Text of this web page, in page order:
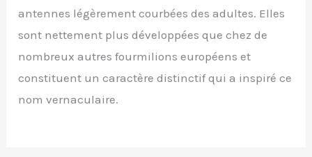
antennes légèrement courbées des adultes. Elles
sont nettement plus développées que chez de
nombreux autres fourmilions européens et
constituent un caractère distinctif qui a inspiré ce
nom vernaculaire.